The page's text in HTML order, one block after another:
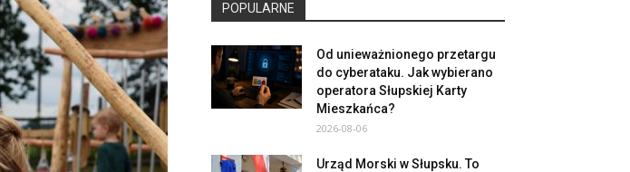
POPULARNE
Od unieważnionego przetargu
do cyberataku. Jak wybierano
operatora Słupskiej Karty
Mieszkańca?
2026-08-06
Urząd Morski w Słupsku. To